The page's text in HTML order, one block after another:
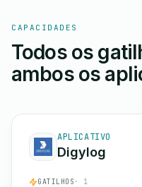
CAPACIDADES
Todos os
ambos os
APLICATIVO
Digylog
GATILHOS · 1